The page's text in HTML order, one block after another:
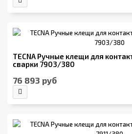
TECNA Ручные клещи для
сварки 7903/380
76 893 руб